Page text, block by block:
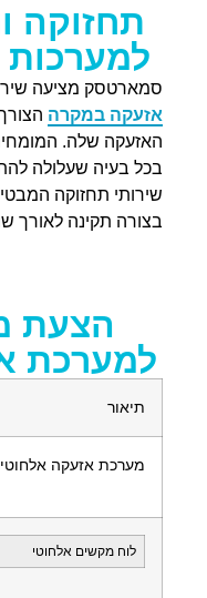
תחזוקה
סמארטסק מציעה
אזעקה במקרה
בכל בעיה שעלולה
שירותי תחזוקה
בצורה תקינה לאורך
הצעת
למערכת
תיאור
מערכת אזעקה
לוח מקשים אלחוטי